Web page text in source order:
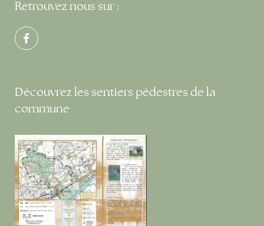
Retrouvez nous sur :
Découvrez les sentiers pédestres de la
commune